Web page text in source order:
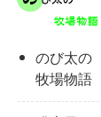
のび太の
牧場物語